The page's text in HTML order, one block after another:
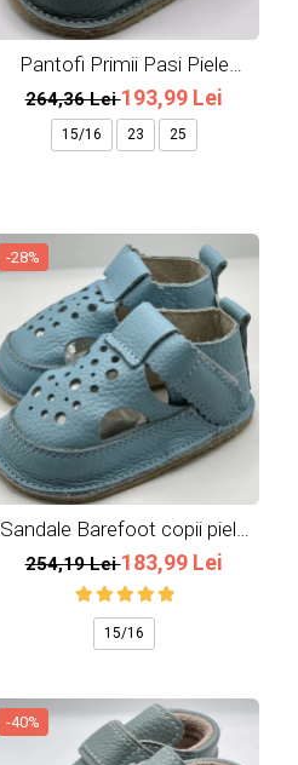
Pantofi Primii Pasi Piele
Naturala Mint
264,36 Lei193,99 Lei
15/16 23 25
-28%
Sandale Barefoot copii piele
naturala Bleu Ciel
254,19 Lei183,99 Lei
15/16
-40%